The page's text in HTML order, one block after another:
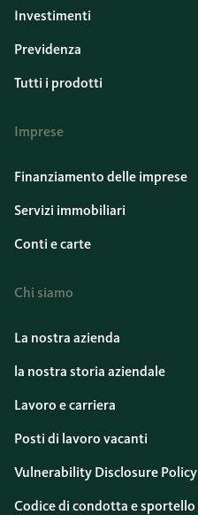
Investimenti
Previdenza
Tutti i prodotti
Imprese
Finanziamento delle imprese
Servizi immobiliari
Conti e carte
Chi siamo
La nostra azienda
la nostra storia aziendale
Lavoro e carriera
Posti di lavoro vacanti
Vulnerability Disclosure Policy
Codice di condotta e sportello